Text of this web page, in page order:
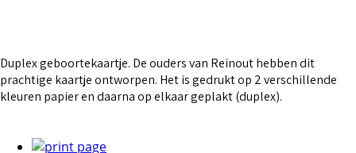
Duplex geboortekaartje. De ouders van Reinout hebben dit
prachtige kaartje ontworpen. Het is gedrukt op 2 verschillende
kleuren papier en daarna op elkaar geplakt (duplex).